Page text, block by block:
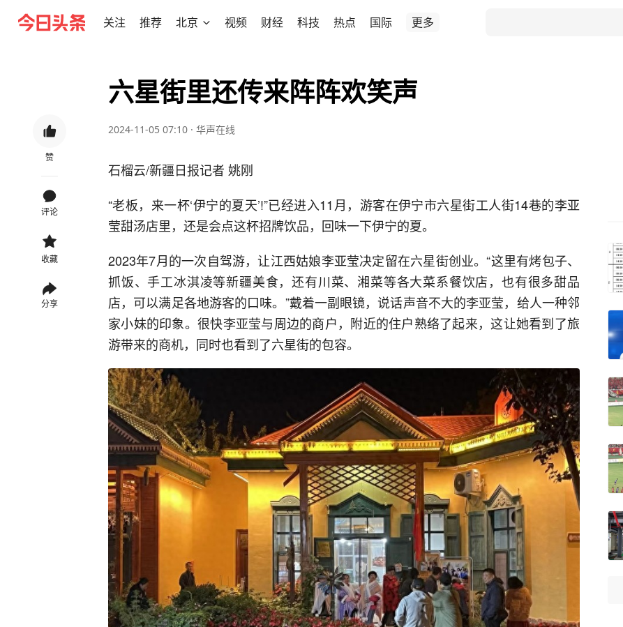
关注 推荐 北京 视频 财经 科技 热点 国际 更多
赞
评论
收藏
分享
六星街里还传来阵阵欢笑声
2024-11-05 07:10 · 华声在线
石榴云/新疆日报记者 姚刚
“老板，来一杯‘伊宁的夏天’!”已经进入11月，游客在伊宁市六星街工人街14巷的李亚
莹甜汤店里，还是会点这杯招牌饮品，回味一下伊宁的夏。
2023年7月的一次自驾游，让江西姑娘李亚莹决定留在六星街创业。“这里有烤包子、
抓饭、手工冰淇凌等新疆美食，还有川菜、湘菜等各大菜系餐饮店，也有很多甜品
店，可以满足各地游客的口味。”戴着一副眼镜，说话声音不大的李亚莹，给人一种邻
家小妹的印象。很快李亚莹与周边的商户，附近的住户熟络了起来，这让她看到了旅
游带来的商机，同时也看到了六星街的包容。